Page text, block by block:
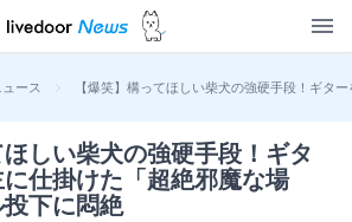
ース > 【爆笑】構ってほしい柴犬の強硬手段！ギタ
ほしい柴犬の強硬手段！ギタ
仕掛けた「超絶邪魔な場
下に悶絶